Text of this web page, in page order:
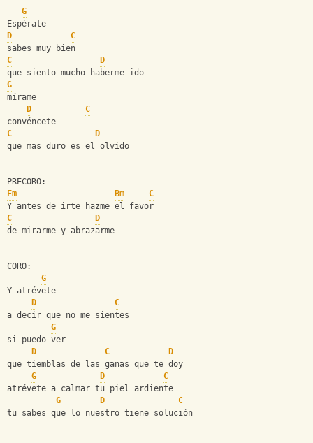
G
Espérate
D
C
sabes muy bien
C
D
que siento mucho haberme ido
G
mírame
D
C
convéncete
C
D
que mas duro es el olvido
PRECORO:
Em
Bm
C
Y antes de irte hazme el favor
C
D
de mirarme y abrazarme
CORO:
G
Y atrévete
D
C
a decir que no me sientes
G
si puedo ver
D
C
D
que tiemblas de las ganas que te doy
G
D
C
atrévete a calmar tu piel ardiente
G
D
C
tu sabes que lo nuestro tiene solución